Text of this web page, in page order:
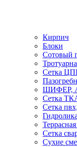
Кирпич
Блоки
Сотовый
Сетка
ШИФЕР,
Сетка
Сетка
Гидролика
Сетка
Сухие